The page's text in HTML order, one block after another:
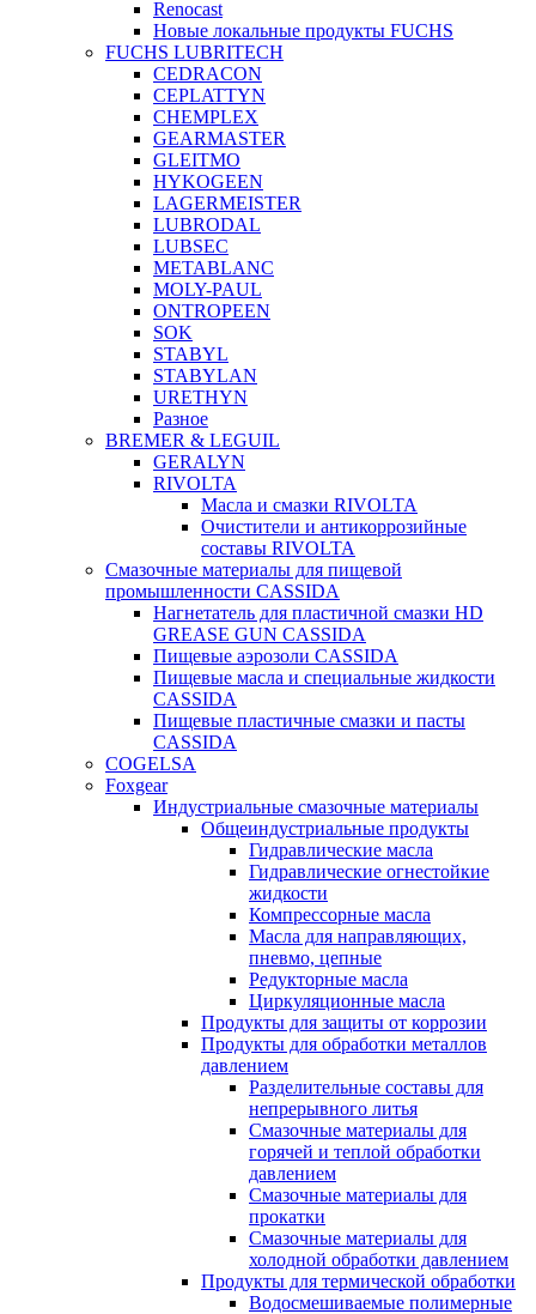
Renocast
Новые локальные продукты FUCHS
FUCHS LUBRITECH
CEDRACON
CEPLATTYN
CHEMPLEX
GEARMASTER
GLEITMO
HYKOGEEN
LAGERMEISTER
LUBRODAL
LUBSEC
METABLANC
MOLY-PAUL
ONTROPEEN
SOK
STABYL
STABYLAN
URETHYN
Разное
BREMER & LEGUIL
GERALYN
RIVOLTA
Масла и смазки RIVOLTA
Очистители и антикоррозийные
составы RIVOLTA
Смазочные материалы для пищевой
промышленности CASSIDA
Нагнетатель для пластичной смазки HD
GREASE GUN CASSIDA
Пищевые аэрозоли CASSIDA
Пищевые масла и специальные жидкости
CASSIDA
Пищевые пластичные смазки и пасты
CASSIDA
COGELSA
Foxgear
Индустриальные смазочные материалы
Общеиндустриальные продукты
Гидравлические масла
Гидравлические огнестойкие
жидкости
Компрессорные масла
Масла для направляющих,
пневмо, цепные
Редукторные масла
Циркуляционные масла
Продукты для защиты от коррозии
Продукты для обработки металлов
давлением
Разделительные составы для
непрерывного литья
Смазочные материалы для
горячей и теплой обработки
давлением
Смазочные материалы для
прокатки
Смазочные материалы для
холодной обработки давлением
Продукты для термической обработки
Водосмешиваемые полимерные